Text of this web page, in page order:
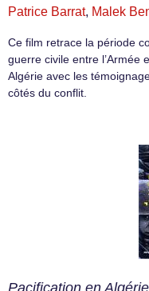
Patrice Barrat, Malek
Ce film retrace la période
guerre civile entre l’Armée
Algérie avec les
côtés du conflit.